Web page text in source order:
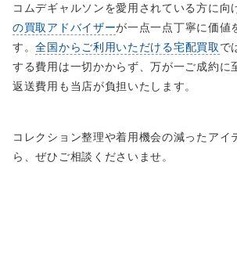
コムデギャルソンを愛用されている方に向
の買取アドバイザーが一点一点丁寧に価値
す。全国からご利用いただける宅配買取 で
する費用は一切かからず、万が一ご成約に
返送費用も当店が負担いたします。
コレクション整理や着用機会の減ったアイ
ら、ぜひご相談くださいませ。